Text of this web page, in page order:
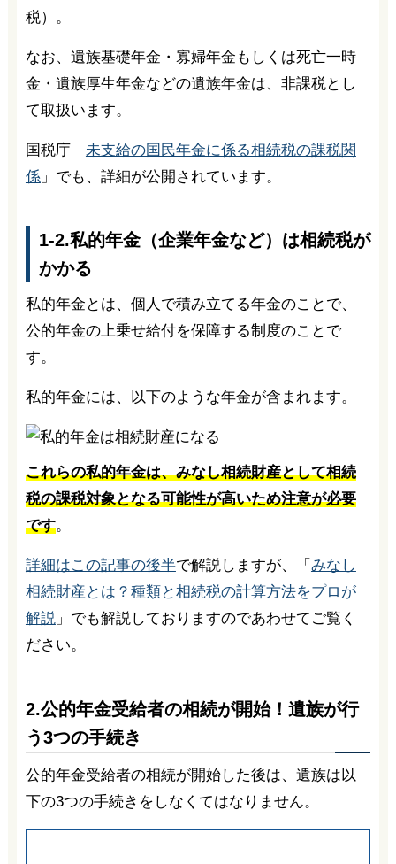
税）。
なお、遺族基礎年金・寡婦年金もしくは死亡一時
金・遺族厚生年金などの遺族年金は、非課税とし
て取扱います。
国税庁「 未支給の国民年金に係る相続税の課税関
係」でも、詳細が公開されています。
1-2.私的年金（企業年金など）は相続税が
かかる
私的年金とは、個人で積み立てる年金のことで、
公的年金の上乗せ給付を保障する制度のことで
す。
私的年金には、以下のような年金が含まれます。
これらの私的年金は、みなし相続財産として相続
税の課税対象となる可能性が高いため注意が必要
です。
詳細はこの記事の後半で解説しますが、「 みなし
相続財産とは？種類と相続税の計算方法をプロが
解説」でも解説しておりますのであわせてご覧く
ださい。
2.公的年金受給者の相続が開始！遺族が行
う3つの手続き
公的年金受給者の相続が開始した後は、遺族は以
下の3つの手続きをしなくてはなりません。